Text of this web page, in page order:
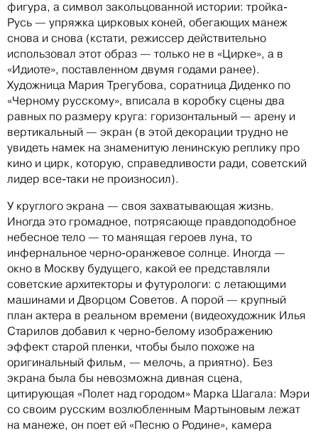
фигура, а символ закольцованной истории: тройка-
Русь — упряжка цирковых коней, обегающих манеж
снова и снова (кстати, режиссер действительно
использовал этот образ — только не в «Цирке», а в
«Идиоте», поставленном двумя годами ранее).
Художница Мария Трегубова, соратница Диденко по
«Черному русскому», вписала в коробку сцены два
равных по размеру круга: горизонтальный — арену и
вертикальный — экран (в этой декорации трудно не
увидеть намек на знаменитую ленинскую реплику про
кино и цирк, которую, справедливости ради, советский
лидер все-таки не произносил).
У круглого экрана — своя захватывающая жизнь.
Иногда это громадное, потрясающе правдоподобное
небесное тело — то манящая героев луна, то
инфернальное черно-оранжевое солнце. Иногда —
окно в Москву будущего, какой ее представляли
советские архитекторы и футурологи: с летающими
машинами и Дворцом Советов. А порой — крупный
план актера в реальном времени (видеохудожник Илья
Старилов добавил к черно-белому изображению
эффект старой пленки, чтобы было похоже на
оригинальный фильм, — мелочь, а приятно). Без
экрана была бы невозможна дивная сцена,
цитирующая «Полет над городом» Марка Шагала: Мэри
со своим русским возлюбленным Мартыновым лежат
на манеже, он поет ей «Песню о Родине», камера